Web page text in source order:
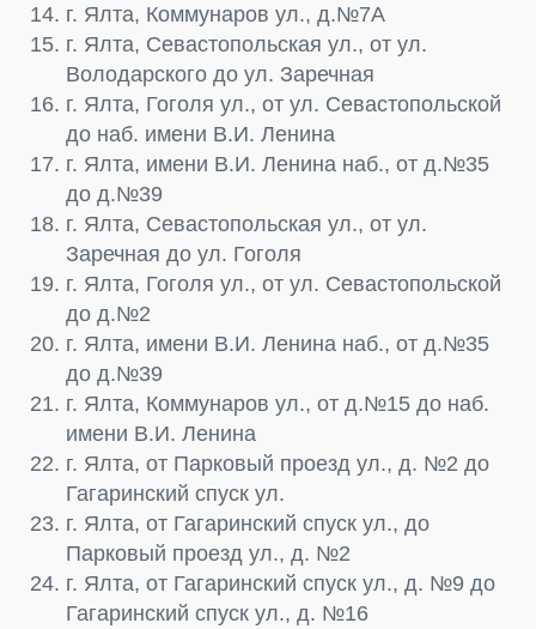
г. Ялта, Коммунаров ул., д.№7А
г. Ялта, Севастопольская ул., от ул.
Володарского до ул. Заречная
г. Ялта, Гоголя ул., от ул. Севастопольской
до наб. имени В.И. Ленина
г. Ялта, имени В.И. Ленина наб., от д.№35
до д.№39
г. Ялта, Севастопольская ул., от ул.
Заречная до ул. Гоголя
г. Ялта, Гоголя ул., от ул. Севастопольской
до д.№2
г. Ялта, имени В.И. Ленина наб., от д.№35
до д.№39
г. Ялта, Коммунаров ул., от д.№15 до наб.
имени В.И. Ленина
г. Ялта, от Парковый проезд ул., д. №2 до
Гагаринский спуск ул.
г. Ялта, от Гагаринский спуск ул., до
Парковый проезд ул., д. №2
г. Ялта, от Гагаринский спуск ул., д. №9 до
Гагаринский спуск ул., д. №16